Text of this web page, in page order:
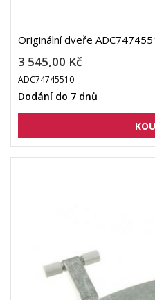
Originální dveře
3 545,00 Kč
ADC74745510
Dodání do 7 dnů